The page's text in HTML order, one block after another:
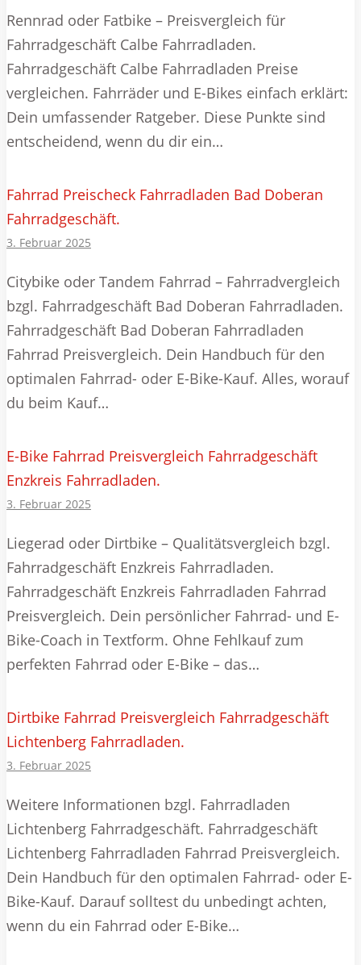
Rennrad oder Fatbike – Preisvergleich für
Fahrradgeschäft Calbe Fahrradladen.
Fahrradgeschäft Calbe Fahrradladen Preise
vergleichen. Fahrräder und E-Bikes einfach erklärt:
Dein umfassender Ratgeber. Diese Punkte sind
entscheidend, wenn du dir ein…
Fahrrad Preischeck Fahrradladen Bad Doberan
Fahrradgeschäft.
3. Februar 2025
Citybike oder Tandem Fahrrad – Fahrradvergleich
bzgl. Fahrradgeschäft Bad Doberan Fahrradladen.
Fahrradgeschäft Bad Doberan Fahrradladen
Fahrrad Preisvergleich. Dein Handbuch für den
optimalen Fahrrad- oder E-Bike-Kauf. Alles, worauf
du beim Kauf…
E-Bike Fahrrad Preisvergleich Fahrradgeschäft
Enzkreis Fahrradladen.
3. Februar 2025
Liegerad oder Dirtbike – Qualitätsvergleich bzgl.
Fahrradgeschäft Enzkreis Fahrradladen.
Fahrradgeschäft Enzkreis Fahrradladen Fahrrad
Preisvergleich. Dein persönlicher Fahrrad- und E-
Bike-Coach in Textform. Ohne Fehlkauf zum
perfekten Fahrrad oder E-Bike – das…
Dirtbike Fahrrad Preisvergleich Fahrradgeschäft
Lichtenberg Fahrradladen.
3. Februar 2025
Weitere Informationen bzgl. Fahrradladen
Lichtenberg Fahrradgeschäft. Fahrradgeschäft
Lichtenberg Fahrradladen Fahrrad Preisvergleich.
Dein Handbuch für den optimalen Fahrrad- oder E-
Bike-Kauf. Darauf solltest du unbedingt achten,
wenn du ein Fahrrad oder E-Bike…